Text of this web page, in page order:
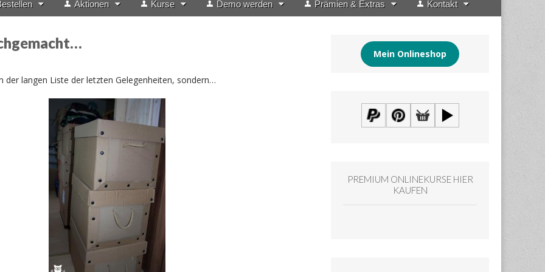
Aktionen Kurse Demo werden Prämien & Extras Kontakt
der langen Liste der letzten Gelegenheiten, sondern…
Mein Onlineshop
PREMIUM ONLINEKURSE HIER
KAUFEN